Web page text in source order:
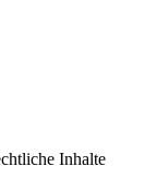
Inhalte